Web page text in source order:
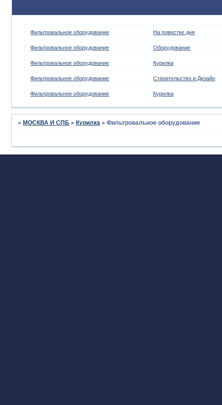
Фильтровальное оборудование На повестке дня
Фильтровальное оборудование Оборудование
Фильтровальное оборудование Курилка
Фильтровальное оборудование Строительство и Дизайн
Фильтровальное оборудование Курилка
» МОСКВА И СПБ » Курилка »Фильтровальное оборудование